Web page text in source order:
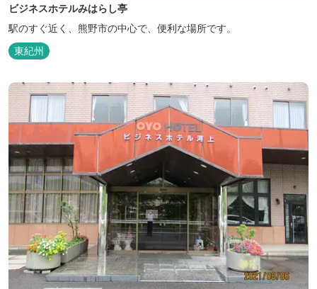
ビジネスホテルみはらし亭
駅のすぐ近く、熊野市の中心で、便利な場所です。
東紀州